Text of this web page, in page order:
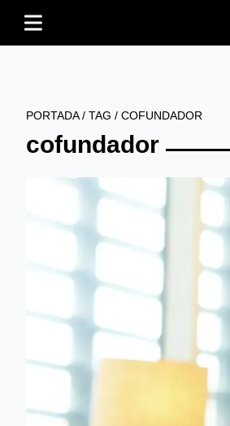
PORTADA/ TAG / COFUNDADOR
cofundador